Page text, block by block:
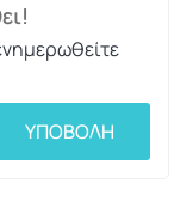
ΥΠΟΒΟΛΗ